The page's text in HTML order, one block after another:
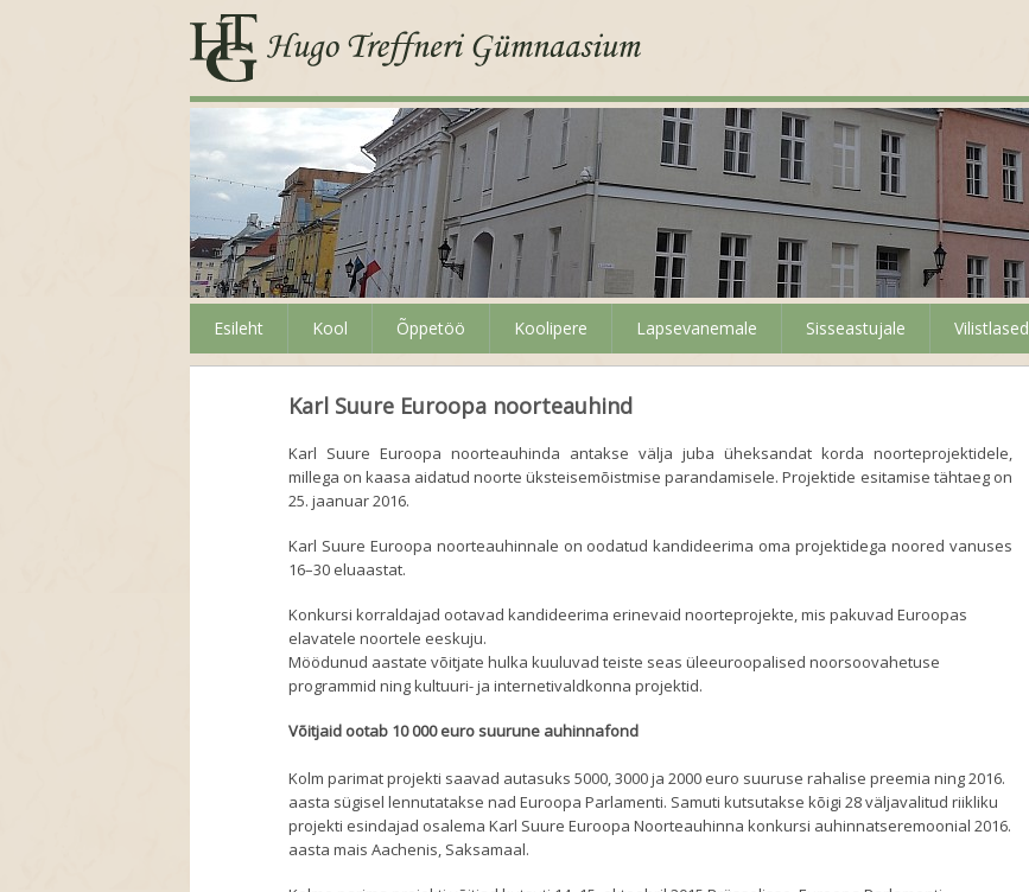
Esileht Kool Õppetöö Koolipere Lapsevanemale Sisseastujale Vilistlased
Karl Suure Euroopa noorteauhind
Karl Suure Euroopa noorteauhinda antakse välja juba üheksandat korda noorteprojektidele,
millega on kaasa aidatud noorte üksteisemõistmise parandamisele. Projektide esitamise tähtaeg on
25. jaanuar 2016.
Karl Suure Euroopa noorteauhinnale on oodatud kandideerima oma projektidega noored vanuses
16–30 eluaastat.
Konkursi korraldajad ootavad kandideerima erinevaid noorteprojekte, mis pakuvad Euroopas
elavatele noortele eeskuju.
Möödunud aastate võitjate hulka kuuluvad teiste seas üleeuroopalised noorsoovahetuse
programmid ning kultuuri- ja internetivaldkonna projektid.
Võitjaid ootab 10 000 euro suurune auhinnafond
Kolm parimat projekti saavad autasuks 5000, 3000 ja 2000 euro suuruse rahalise preemia ning 2016.
aasta sügisel lennutatakse nad Euroopa Parlamenti. Samuti kutsutakse kõigi 28 väljavalitud riikliku
projekti esindajad osalema Karl Suure Euroopa Noorteauhinna konkursi auhinnatseremoonial 2016.
aasta mais Aachenis, Saksamaal.